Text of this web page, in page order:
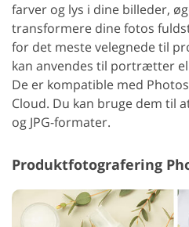
farver og lys i dine billeder,
transformere dine fotos
for det meste velegnede til
kan anvendes til portrætter
De er kompatible med
Cloud. Du kan bruge dem til
og JPG-formater.